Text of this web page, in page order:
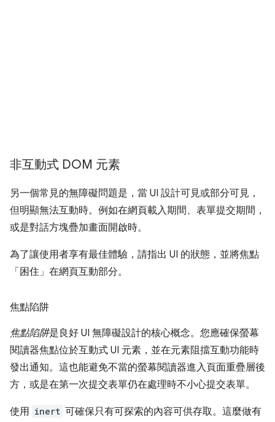
非互動式 DOM 元素
另一個常見的無障礙問題是，當 UI 設計可見或部分可見，
但明顯無法互動時。例如在網頁載入期間、表單提交期間，
或是對話方塊疊加畫面開啟時。
為了讓使用者享有最佳體驗，請指出 UI 的狀態，並將焦點
「困住」在網頁互動部分。
焦點陷阱
焦點陷阱是良好 UI 無障礙設計的核心概念。您應確保螢幕
閱讀器焦點位於互動式 UI 元素，並在元素阻擋互動功能時
發出通知。這也能避免不當的螢幕閱讀器進入頁面重疊層後
方，或是在第一次提交表單仍在處理時不小心提交表單。
使用 inert 可確保只有可探索的內容可供存取。這麼做有